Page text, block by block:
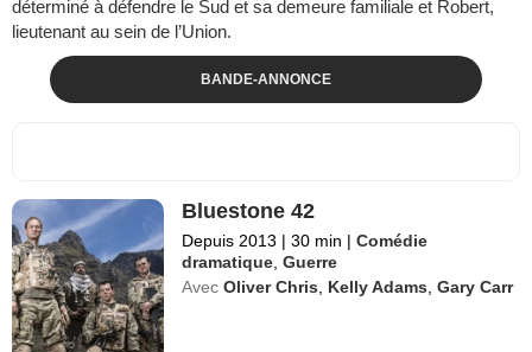
déterminé à défendre le Sud et sa demeure familiale et Robert,
lieutenant au sein de l’Union.
BANDE-ANNONCE
Bluestone 42
Depuis 2013 | 30 min | Comédie
dramatique ,Guerre
Avec Oliver Chris Kelly Adams ,Gary Carr